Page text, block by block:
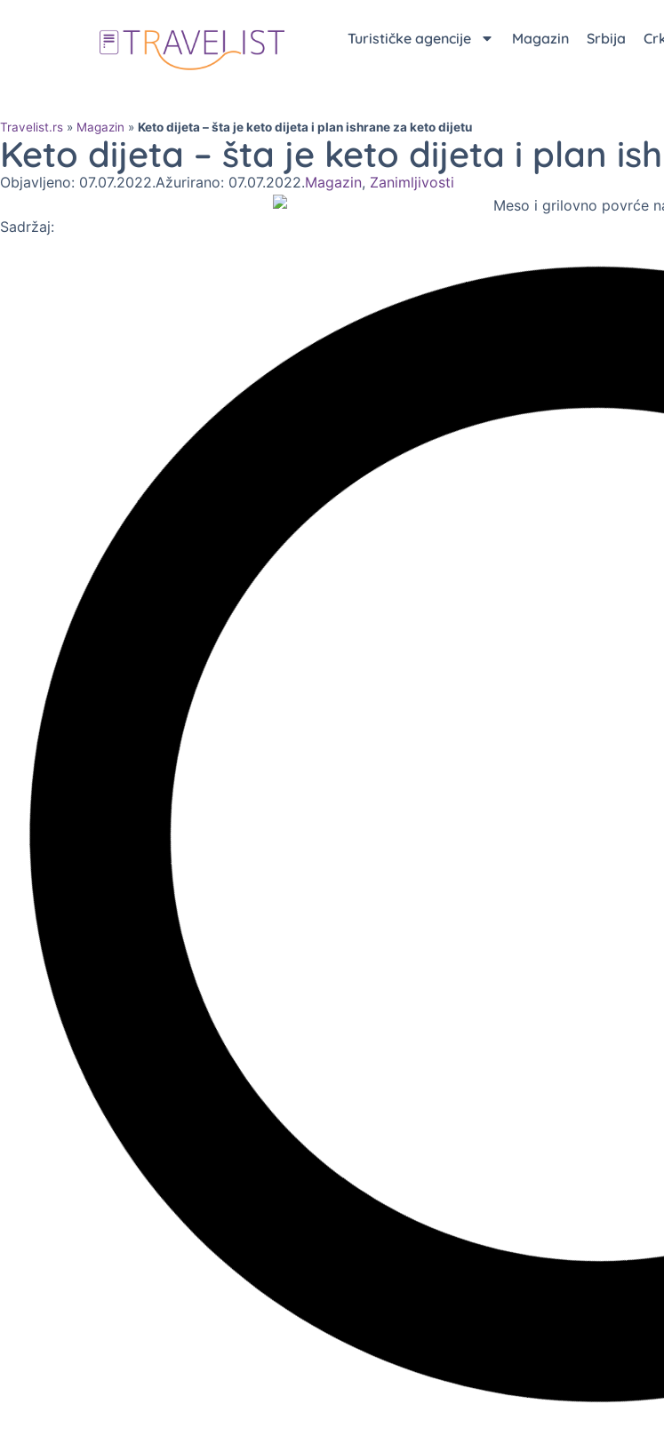
Turističke agencije Magazin Srbija
Travelist.rs » Magazin » Keto dijeta – šta je keto dijeta i plan ishrane za keto dijetu
Keto dijeta – šta je keto dijeta i plan
Objavljeno: 07.07.2022.Ažurirano: 07.07.2022.Magazin, Zanimljivosti
Sadržaj: